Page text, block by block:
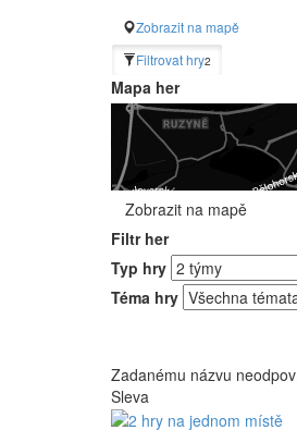
Zobrazit na mapě
Filtrovat hry2
Mapa her
Zobrazit na mapě
Filtr her
Typ hry
Téma hry
Zadanému názvu
Sleva